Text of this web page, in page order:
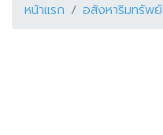
หน้าแรก อสังหาริมทรัพย์